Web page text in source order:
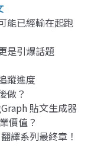
能已經輸在起跑
是引爆話題
蹤進度
做？
貼文生成器
價值？
譯系列最終章！